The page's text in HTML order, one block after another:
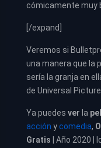
cómicamente muy
[/expand]
Veremos si
una manera que la
sería la granja en
de Universal
Ya puedes ver la
acción ycomedia,
Gratis | Año 2020 |